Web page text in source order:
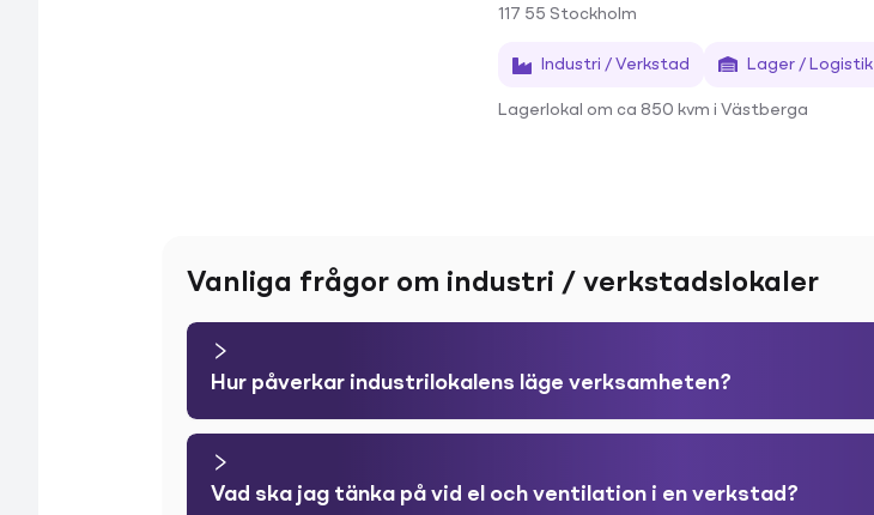
117 55 Stockholm
Industri / Verkstad Lager / Logistik
Lagerlokal om ca 850 kvm i Västberga
Vanliga frågor om industri / verkstadslokaler
Hur påverkar industrilokalens läge verksamheten?
Vad ska jag tänka på vid el och ventilation i en verkstad?